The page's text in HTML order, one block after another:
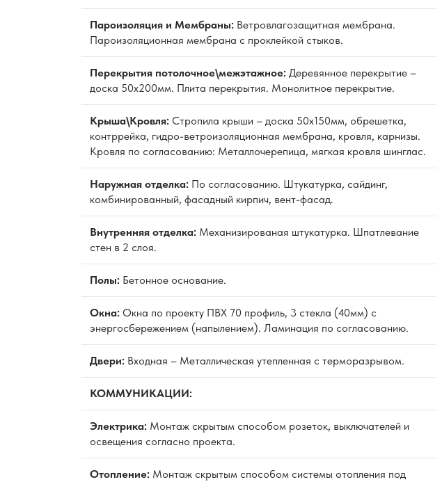
Пароизоляция и Мембраны: Ветровлагозащитная мембрана.
Пароизоляционная мембрана с проклейкой стыков.
Перекрытия потолочное\межэтажное: Деревянное перекрытие –
доска 50х200мм. Плита перекрытия. Монолитное перекрытие.
Крыша\Кровля: Стропила крыши – доска 50х150мм, обрешетка,
контррейка, гидро-ветроизоляционная мембрана, кровля, карнизы.
Кровля по согласованию: Металлочерепица, мягкая кровля шинглас.
Наружная отделка: По согласованию. Штукатурка, сайдинг,
комбинированный, фасадный кирпич, вент-фасад.
Внутренняя отделка: Механизированая штукатурка. Шпатлевание
стен в 2 слоя.
Полы: Бетонное основание.
Окна: Окна по проекту ПВХ 70 профиль, 3 стекла (40мм) с
энергосбережением (напылением). Ламинация по согласованию.
Двери: Входная – Металлическая утепленная с терморазрывом.
КОММУНИКАЦИИ:
Электрика: Монтаж скрытым способом розеток, выключателей и
освещения согласно проекта.
Отопление: Монтаж скрытым способом системы отопления под